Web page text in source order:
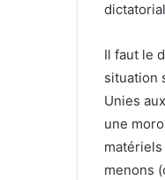
Il faut le
situation
Unies
une
menons